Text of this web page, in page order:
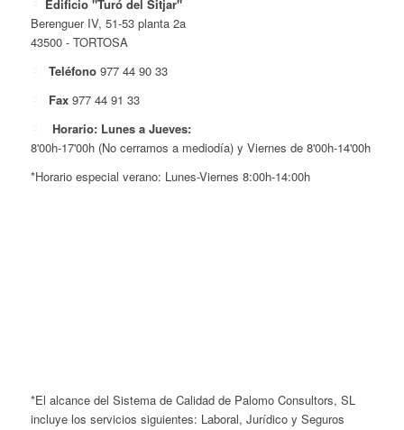
Edificio "Turó del Sitjar"
Berenguer IV, 51-53 planta 2a
43500 - TORTOSA
Teléfono 977 44 90 33
Fax 977 44 91 33
Horario: Lunes a Jueves:
8'00h-17'00h (No cerramos a mediodía) y Viernes de 8'00h-14'00h
*Horario especial verano: Lunes-Viernes 8:00h-14:00h
*El alcance del Sistema de Calidad de Palomo Consultors, SL
incluye los servicios siguientes: Laboral, Jurídico y Seguros